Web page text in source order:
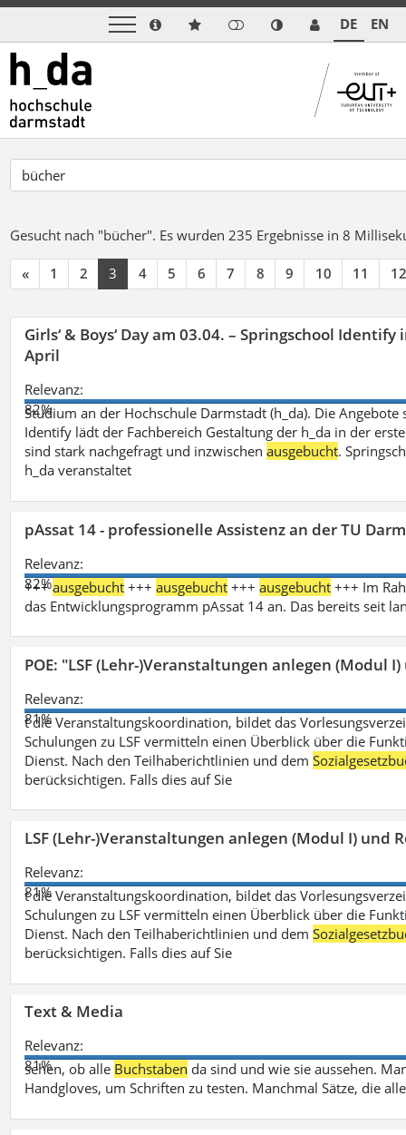
DE EN
Gesucht nach "bücher". Es wurden 235 Ergebnisse in 8
« 1 2 3 4 5 6 7 8 9 10 11 12
Girls‘ & Boys‘ Day am 03.04. – Springschool
April
Relevanz:
82%
Studium an der Hochschule Darmstadt (h_da). Die
Identify lädt der Fachbereich Gestaltung der h_da in der
sind stark nachgefragt und inzwischenausgebucht.
h_da veranstaltet
pAssat 14 - professionelle Assistenz an der TU
Relevanz:
82%
+++ausgebucht +++ausgebucht +++ausgebucht +++ Im
das Entwicklungsprogramm pAssat 14 an. Das bereits seit
POE: "LSF (Lehr-)Veranstaltungen anlegen (Modul
Relevanz:
81%
t die Veranstaltungskoordination, bildet das
Schulungen zu LSF vermitteln einen Überblick über die
Dienst. Nach den Teilhaberichtlinien und dem
berücksichtigen. Falls dies auf Sie
LSF (Lehr-)Veranstaltungen anlegen (Modul I) und
Relevanz:
81%
t die Veranstaltungskoordination, bildet das
Schulungen zu LSF vermitteln einen Überblick über die
Dienst. Nach den Teilhaberichtlinien und dem
berücksichtigen. Falls dies auf Sie
Text & Media
Relevanz:
81%
sehen, ob alle Buchstaben da sind und wie sie aussehen.
Handgloves, um Schriften zu testen. Manchmal Sätze, die